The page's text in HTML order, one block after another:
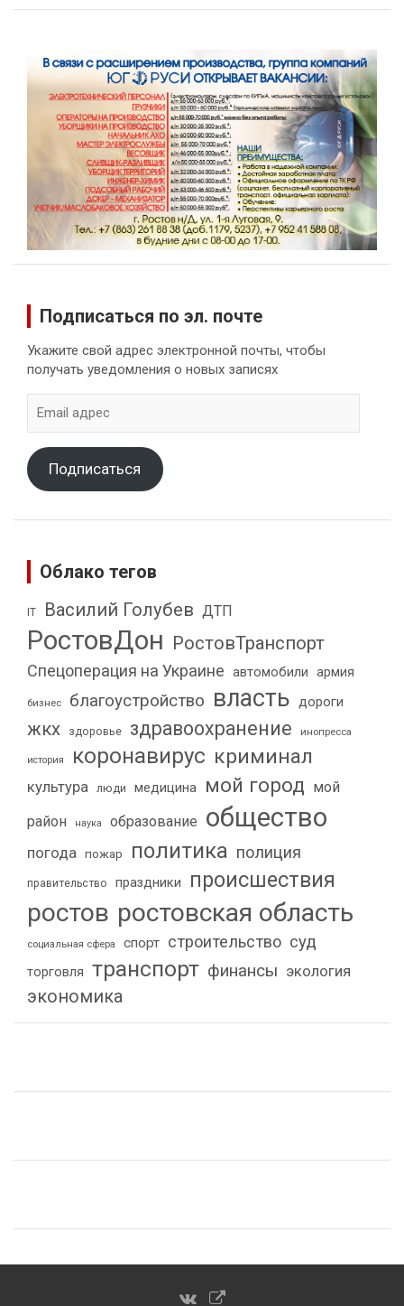
Подписаться по эл. почте
Укажите свой адрес электронной почты, чтобы
получать уведомления о новых записях
адрес
Подписаться
Облако тегов
IT Василий Голубев ДТП
РостовДон РостовТранспорт
Спецоперация на Украине автомобили армия
бизнес благоустройство власть дороги
жкх здоровье здравоохранение инопресса
история коронавирус криминал
культура люди медицина мой город мой
район
наука образование общество
погода пожар политика полиция
правительство праздники происшествия
ростов ростовская область
социальная сфера спорт строительство суд
торговля транспорт финансы экология
экономика